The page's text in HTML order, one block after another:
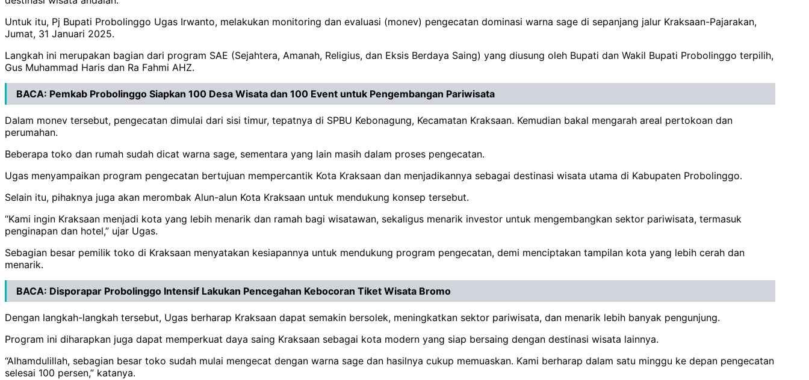
Untuk itu, Pj Bupati Probolinggo Ugas Irwanto, melakukan monitoring dan evaluasi (monev) pengecatan dominasi warna sage di sepanjang jalur Kraksaan-Pajarakan,
Jumat, 31 Januari 2025.
Langkah ini merupakan bagian dari program SAE (Sejahtera, Amanah, Religius, dan Eksis Berdaya Saing) yang diusung oleh Bupati dan Wakil Bupati Probolinggo terpilih,
Gus Muhammad Haris dan Ra Fahmi AHZ.
BACA: Pemkab Probolinggo Siapkan 100 Desa Wisata dan 100 Event untuk Pengembangan Pariwisata
Dalam monev tersebut, pengecatan dimulai dari sisi timur, tepatnya di SPBU Kebonagung, Kecamatan Kraksaan. Kemudian bakal mengarah areal pertokoan dan
perumahan.
Beberapa toko dan rumah sudah dicat warna sage, sementara yang lain masih dalam proses pengecatan.
Ugas menyampaikan program pengecatan bertujuan mempercantik Kota Kraksaan dan menjadikannya sebagai destinasi wisata utama di Kabupaten Probolinggo.
Selain itu, pihaknya juga akan merombak Alun-alun Kota Kraksaan untuk mendukung konsep tersebut.
“Kami ingin Kraksaan menjadi kota yang lebih menarik dan ramah bagi wisatawan, sekaligus menarik investor untuk mengembangkan sektor pariwisata, termasuk
penginapan dan hotel,” ujar Ugas.
Sebagian besar pemilik toko di Kraksaan menyatakan kesiapannya untuk mendukung program pengecatan, demi menciptakan tampilan kota yang lebih cerah dan
menarik.
BACA: Disporapar Probolinggo Intensif Lakukan Pencegahan Kebocoran Tiket Wisata Bromo
Dengan langkah-langkah tersebut, Ugas berharap Kraksaan dapat semakin bersolek, meningkatkan sektor pariwisata, dan menarik lebih banyak pengunjung.
Program ini diharapkan juga dapat memperkuat daya saing Kraksaan sebagai kota modern yang siap bersaing dengan destinasi wisata lainnya.
“Alhamdulillah, sebagian besar toko sudah mulai mengecat dengan warna sage dan hasilnya cukup memuaskan. Kami berharap dalam satu minggu ke depan pengecatan
selesai 100 persen,” katanya.